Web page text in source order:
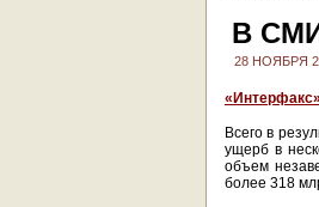
В
28 НОЯБРЯ
«Интерфакс»
Всего в
ущерб в
объем
более 318